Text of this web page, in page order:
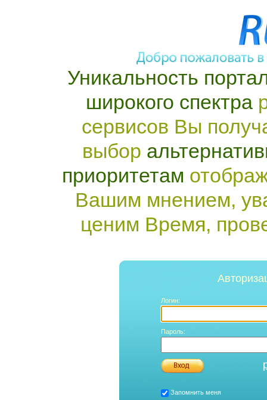
Уникальность
широкого спектра
сервисов Вы
выбор
приоритетам
Вашим мнением,
ценим Время,
Логин:
Пароль:
Запомнить меня